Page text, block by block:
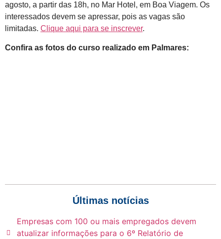
agosto, a partir das 18h, no Mar Hotel, em Boa Viagem. Os
interessados devem se apressar, pois as vagas são
limitadas. Clique aqui para se inscrever.
Confira as fotos do curso realizado em Palmares:
Últimas notícias
Empresas com 100 ou mais empregados devem
atualizar informações para o 6º Relatório de